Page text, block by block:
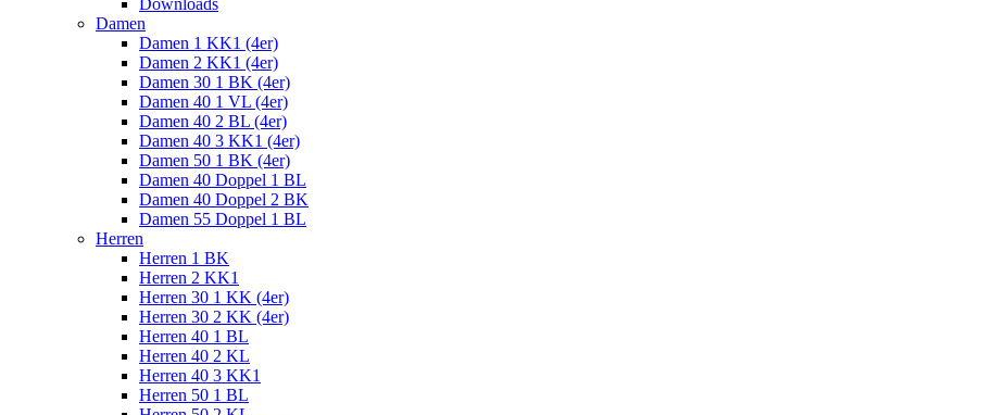
Downloads
Damen
Damen 1 KK1 (4er)
Damen 2 KK1 (4er)
Damen 30 1 BK (4er)
Damen 40 1 VL (4er)
Damen 40 2 BL (4er)
Damen 40 3 KK1 (4er)
Damen 50 1 BK (4er)
Damen 40 Doppel 1 BL
Damen 40 Doppel 2 BK
Damen 55 Doppel 1 BL
Herren
Herren 1 BK
Herren 2 KK1
Herren 30 1 KK (4er)
Herren 30 2 KK (4er)
Herren 40 1 BL
Herren 40 2 KL
Herren 40 3 KK1
Herren 50 1 BL